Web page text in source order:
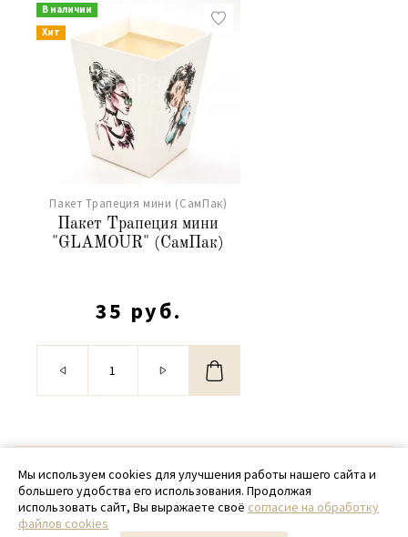
В наличии
Хит
Пакет Трапеция мини (СамПак)
Пакет Трапеция мини
"GLAMOUR" (СамПак)
35 руб.
© 2020 - 2026 SamPack
+ 7 (918) 699-97-87
zakaz@sampack.store
Мы используем cookies для улучшения работы нашего сайта и
большего удобства его использования. Продолжая
использовать сайт, Вы выражаете своё согласие на обработку
файлов cookies